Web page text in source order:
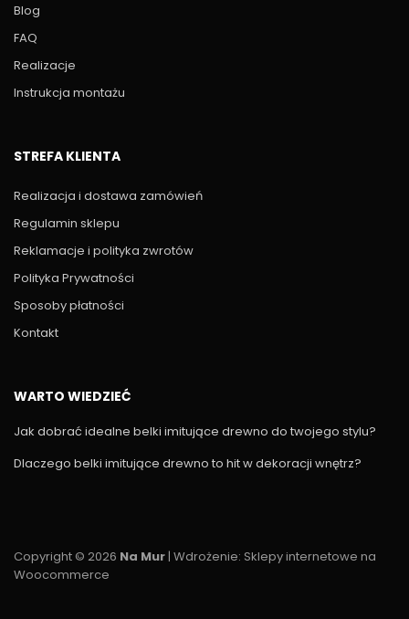
Blog
FAQ
Realizacje
Instrukcja montażu
STREFA KLIENTA
Realizacja i dostawa zamówień
Regulamin sklepu
Reklamacje i polityka zwrotów
Polityka Prywatności
Sposoby płatności
Kontakt
WARTO WIEDZIEĆ
Jak dobrać idealne belki imitujące drewno do twojego stylu?
Dlaczego belki imitujące drewno to hit w dekoracji wnętrz?
Copyright © 2026 Na Mur| Wdrożenie: Sklepy internetowe na
Woocommerce